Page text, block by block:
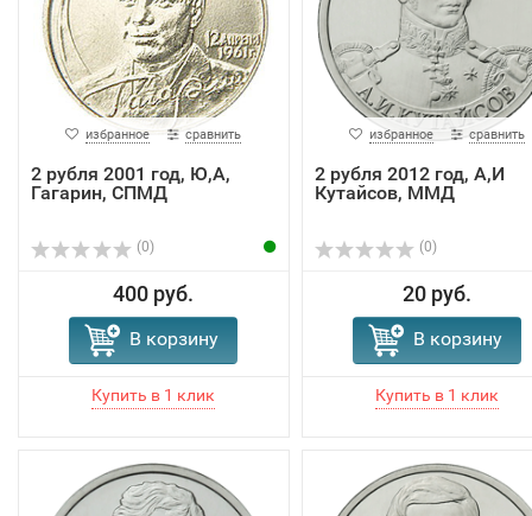
избранное сравнить
2 рубля 2001 год, Ю,А,
Гагарин, СПМД
(0)
400 руб.
В корзину
избранное сравнить
2 рубля 2012 год, А,И
Кутайсов, ММД
(0)
20 руб.
В корзину